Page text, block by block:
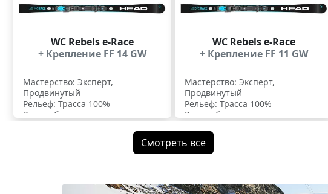
WC Rebels e-Race
+ Крепление FF 14 GW
Мастерство: Эксперт,
Продвинутый
Рельеф: Трасса 100%
Радиус бокового выреза:
WC Rebels e-Race
+ Крепление FF 11 GW
Мастерство: Эксперт,
Продвинутый
Рельеф: Трасса 100%
Радиус бокового выреза:
Смотреть все